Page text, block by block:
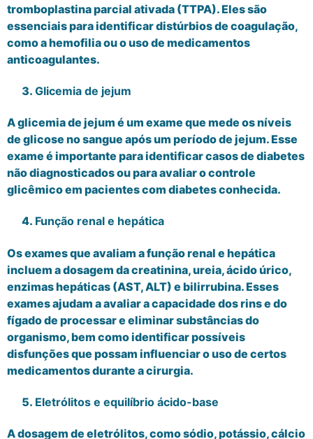
tromboplastina parcial ativada (TTPA). Eles são
essenciais para identificar distúrbios de coagulação,
como a hemofilia ou o uso de medicamentos
anticoagulantes.
Glicemia de jejum
A glicemia de jejum é um exame que mede os níveis
de glicose no sangue após um período de jejum. Esse
exame é importante para identificar casos de diabetes
não diagnosticados ou para avaliar o controle
glicêmico em pacientes com diabetes conhecida.
Função renal e hepática
Os exames que avaliam a função renal e hepática
incluem a dosagem da creatinina, ureia, ácido úrico,
enzimas hepáticas (AST, ALT) e bilirrubina. Esses
exames ajudam a avaliar a capacidade dos rins e do
fígado de processar e eliminar substâncias do
organismo, bem como identificar possíveis
disfunções que possam influenciar o uso de certos
medicamentos durante a cirurgia.
Eletrólitos e equilíbrio ácido-base
A dosagem de eletrólitos, como sódio, potássio, cálcio